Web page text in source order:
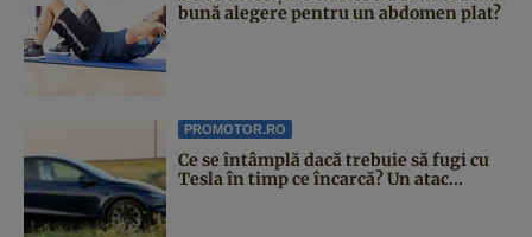
bună alegere pentru un abdomen plat?
PROMOTOR.RO
Ce se întâmplă dacă trebuie să fugi cu
Tesla în timp ce încarcă? Un atac...